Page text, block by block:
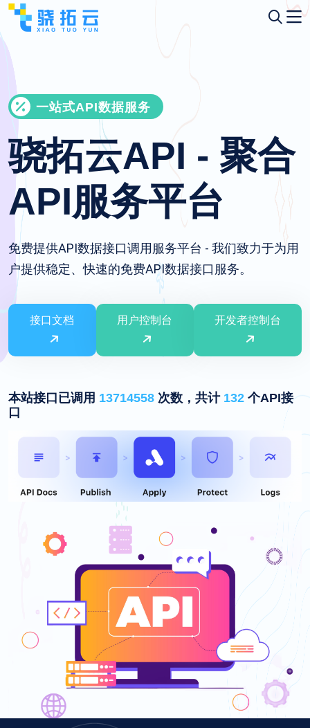
一站式API数据服务
骁拓云API - 聚合
API服务平台
免费提供API数据接口调用服务平台 - 我们致力于为用
户提供稳定、快速的免费API数据接口服务。
接口文档 用户控制台 开发者控制台
本站接口已调用 13714558 次数，共计 132 个API接
口